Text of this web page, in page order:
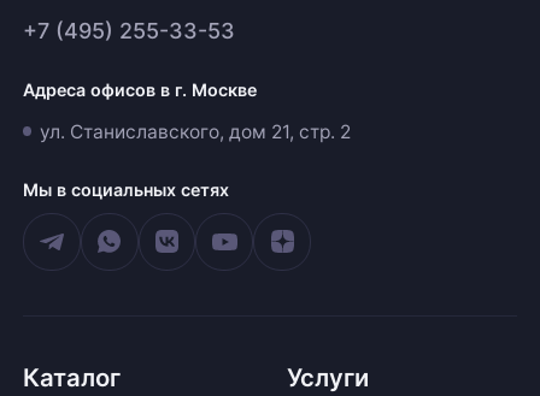
+7 (495) 255-33-53
Адреса офисов в г. Москве
ул. Станиславского, дом 21, стр. 2
Мы в социальных сетях
Каталог Услуги